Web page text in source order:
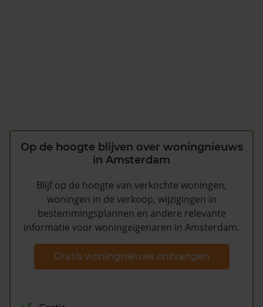
Op de hoogte blijven over woningnieuws
in Amsterdam
Blijf op de hoogte van verkochte woningen,
woningen in de verkoop, wijzigingen in
bestemmingsplannen en andere relevante
informatie voor woningeigenaren in Amsterdam.
Gratis woningnieuws ontvangen